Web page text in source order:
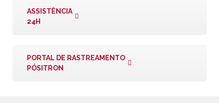
ASSISTÊNCIA
24H
PORTAL DE RASTREAMENTO
PÓSITRON